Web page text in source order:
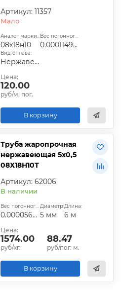
Артикул: 11357
Мало
Аналог марки стали:
08х18н10
Вес погонного метра, т.:
0.0001149025
Вид сплава:
Нержавеющая сталь
Цена:
120.00
руб/м. пог.
В корзину
Труба жаропрочная
нержавеющая 5х0,5
08Х18Н10Т
Артикул: 62006
В наличии
Вес погонного метра, т.:
0.000056205
Диаметр:
5 мм
Длина:
6 м
Цена:
1574.00
руб/кг.
88.47
руб/пог. м.
В корзину